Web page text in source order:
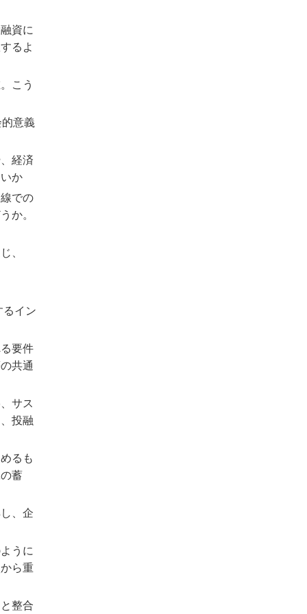
資に
るよ
こう
意義
経済
か
での
か。
、
るイン
要件
共通
サス
投融
るも
蓄
、企
うに
ら重
整合